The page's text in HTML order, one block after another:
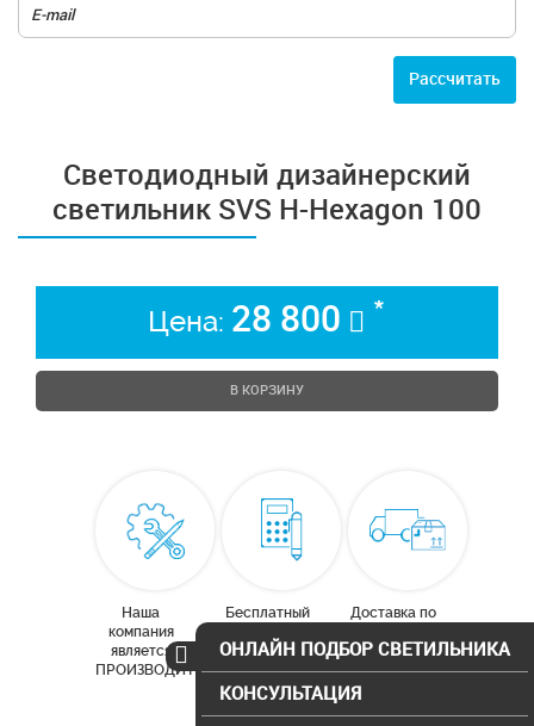
Расcчитать
Cветодиодный дизайнерский
светильник SVS H-Hexagon 100
Цена: 28 800 *
В КОРЗИНУ
Наша
компания
является
ПРОИЗВОДИТЕЛЕМ
Бесплатный
освещения
Доставка по
московской
области
ОНЛАЙН ПОДБОР СВЕТИЛЬНИКА
КОНСУЛЬТАЦИЯ